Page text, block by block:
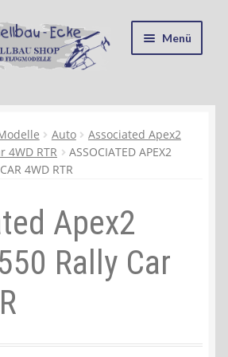
Menü
und Umwelt
Auto
Associated Apex2
4WD RTR
ASSOCIATED APEX2
4WD RTR
Apex2
Rally Car